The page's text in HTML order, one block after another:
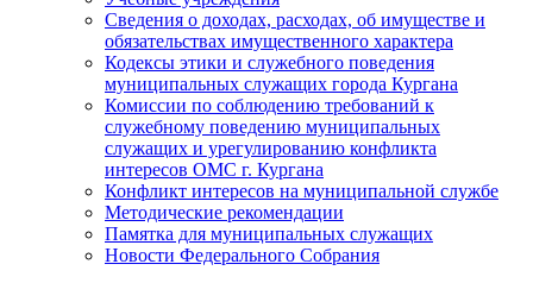
Сведения о доходах, расходах, об имуществе и
обязательствах имущественного характера
Кодексы этики и служебного поведения
муниципальных служащих города Кургана
Комиссии по соблюдению требований к
служебному поведению муниципальных
служащих и урегулированию конфликта
интересов ОМС г. Кургана
Конфликт интересов на муниципальной службе
Методические рекомендации
Памятка для муниципальных служащих
Новости Федерального Cобрания